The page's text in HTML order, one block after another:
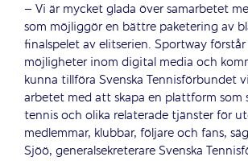
– Vi är mycket glada över samarbetet
som möjliggör en bättre paketering av
finalspelet av elitserien. Sportway
möjligheter inom digital media och
kunna tillföra Svenska Tennisförbundet
arbetet med att skapa en plattform som
tennis och olika relaterade tjänster för
medlemmar, klubbar, följare och fans,
Sjöö, generalsekreterare Svenska